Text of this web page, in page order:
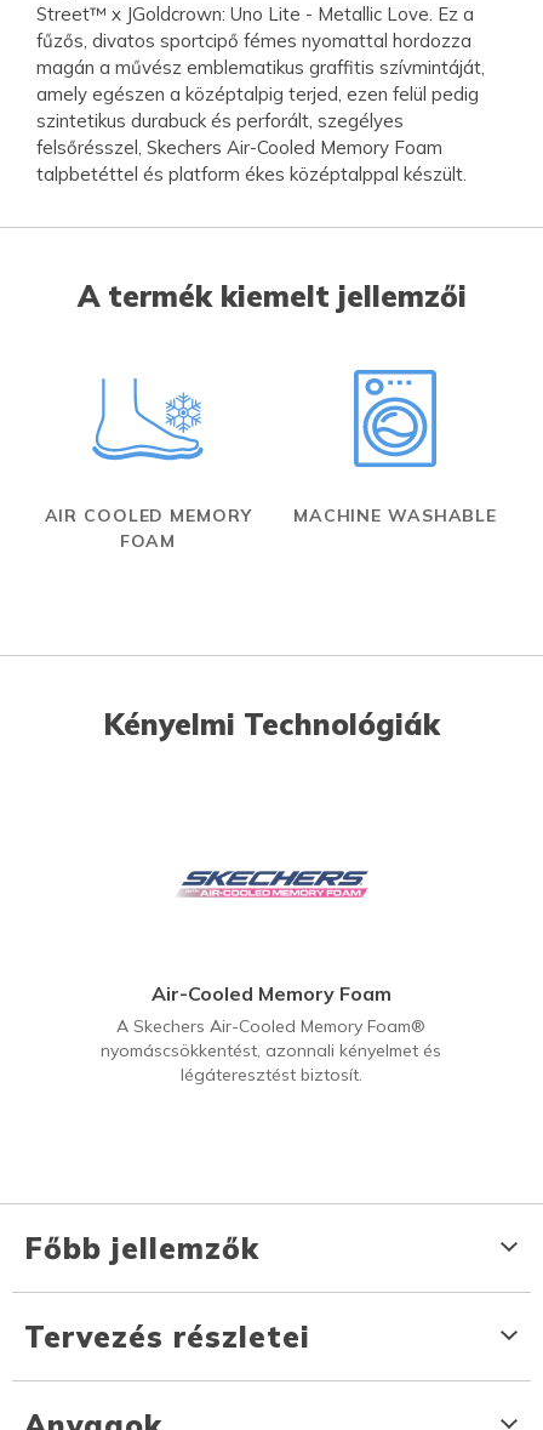
Street™ x JGoldcrown: Uno Lite - Metallic Love. Ez a
fűzős, divatos sportcipő fémes nyomattal hordozza
magán a művész emblematikus graffitis szívmintáját,
amely egészen a középtalpig terjed, ezen felül pedig
szintetikus durabuck és perforált, szegélyes
felsőrésszel, Skechers Air-Cooled Memory Foam
talpbetéttel és platform ékes középtalppal készült.
A termék kiemelt jellemzői
AIR COOLED MEMORY
FOAM
MACHINE WASHABLE
Kényelmi Technológiák
Air-Cooled Memory Foam
A Skechers Air-Cooled Memory Foam®
nyomáscsökkentést, azonnali kényelmet és
légáteresztést biztosít.
Főbb jellemzők
Tervezés részletei